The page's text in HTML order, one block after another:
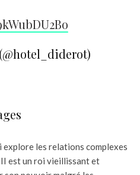
explore les relations complexes
est un roi vieillissant et